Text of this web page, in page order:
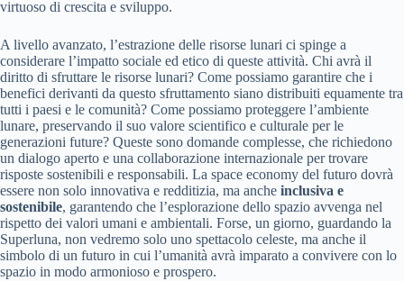
virtuoso di crescita e sviluppo.
A livello avanzato, l’estrazione delle risorse lunari ci spinge a
considerare l’impatto sociale ed etico di queste attività. Chi avrà il
diritto di sfruttare le risorse lunari? Come possiamo garantire che i
benefici derivanti da questo sfruttamento siano distribuiti equamente tra
tutti i paesi e le comunità? Come possiamo proteggere l’ambiente
lunare, preservando il suo valore scientifico e culturale per le
generazioni future? Queste sono domande complesse, che richiedono
un dialogo aperto e una collaborazione internazionale per trovare
risposte sostenibili e responsabili. La space economy del futuro dovrà
essere non solo innovativa e redditizia, ma anche inclusiva e
sostenibile, garantendo che l’esplorazione dello spazio avvenga nel
rispetto dei valori umani e ambientali. Forse, un giorno, guardando la
Superluna, non vedremo solo uno spettacolo celeste, ma anche il
simbolo di un futuro in cui l’umanità avrà imparato a convivere con lo
spazio in modo armonioso e prospero.